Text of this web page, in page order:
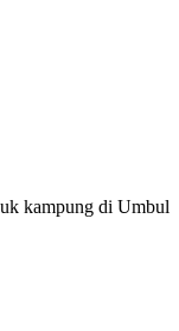
kampung di Umbul